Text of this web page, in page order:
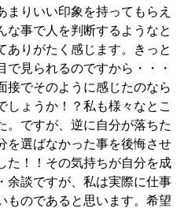
まりいい印象を持ってもらえ
な事で人を判断するようなと
ありがたく感じます。きっと
見られるのですから・・・
接でそのように感じたのなら
しょうか！？私も様々なとこ
。ですが、逆に自分が落ちた
を選ばなかった事を後悔させ
た！！その気持ちが自分を成
余談ですが、私は実際に仕事
ものであると思います。希望